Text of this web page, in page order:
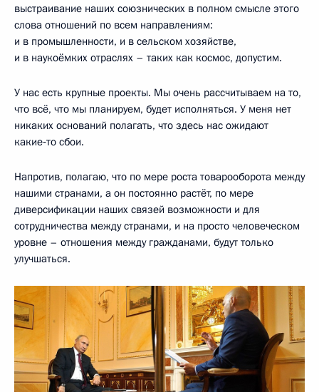
выстраивание наших союзнических в полном смысле этого
слова отношений по всем направлениям:
и в промышленности, и в сельском хозяйстве,
и в наукоёмких отраслях – таких как космос, допустим.
У нас есть крупные проекты. Мы очень рассчитываем на то,
что всё, что мы планируем, будет исполняться. У меня нет
никаких оснований полагать, что здесь нас ожидают
какие‑то сбои.
Напротив, полагаю, что по мере роста товарооборота между
нашими странами, а он постоянно растёт, по мере
диверсификации наших связей возможности и для
сотрудничества между странами, и на просто человеческом
уровне – отношения между гражданами, будут только
улучшаться.